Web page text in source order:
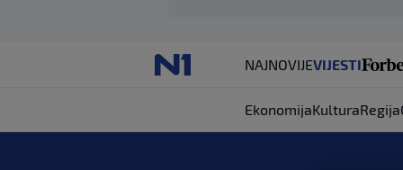
NAJNOVIJEVIJESTI
EkonomijaKulturaRegija